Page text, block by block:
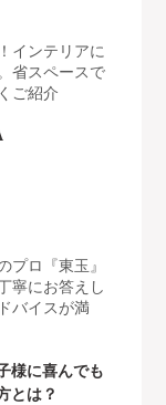
インテリアに
省スペースで
ご紹介
プロ『東玉』
寧にお答えし
バイスが満
様に喜んでも
とは？